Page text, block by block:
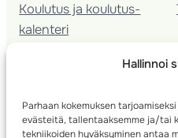
Hallinnoi
Parhaan kokemuksen
evästeitä, tallentaaksemme ja/tai
tekniikoiden hyväksyminen antaa
Koulutus ja koulutus­
kalenteri
Seura­kehittäminen
Kartoitus
Ratamestari